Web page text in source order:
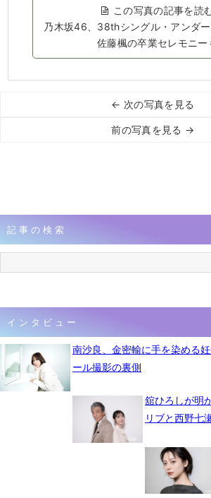
この写真の記事を読
乃木坂46、38thシングル・アンダ
佐藤楓の卒業セレモニー
← 次の写真を見る
前の写真を見る →
記事の検索
インタビュー
南沙良、金密輸に手を染める
ール撮影の裏側
舘ひろしが明
リブと西野七